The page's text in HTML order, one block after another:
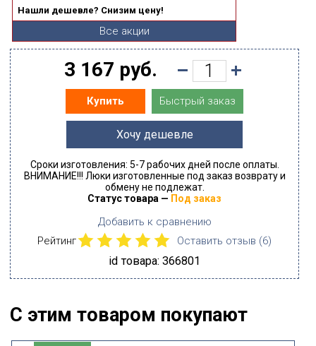
Нашли дешевле? Снизим цену!
Все акции
3 167 руб.
Купить Быстрый заказ
Хочу дешевле
Сроки изготовления: 5-7 рабочих дней после оплаты.
ВНИМАНИЕ!!! Люки изготовленные под заказ возврату и
обмену не подлежат.
Статус товара — Под заказ
Добавить к сравнению
Рейтинг
Оставить отзыв (6)
id товара: 366801
С этим товаром покупают